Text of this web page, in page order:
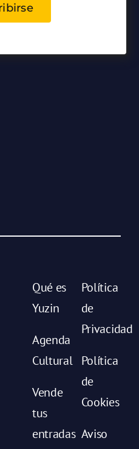
Qué es
Yuzin
Agenda
Cultural
Vende
tus
entradas
Política
de
Privacidad
Política
de
Cookies
Aviso